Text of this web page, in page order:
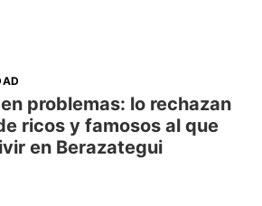
problemas: lo rechazan
ricos y famosos al que
en Berazategui